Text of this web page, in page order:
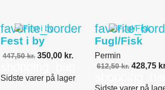
favorite_border
Fest i by
447,50 kr. 350,00 kr.
Sidste varer på lager
Fugl/Fisk
Permin
612,50 kr. 428,75
Sidste varer på